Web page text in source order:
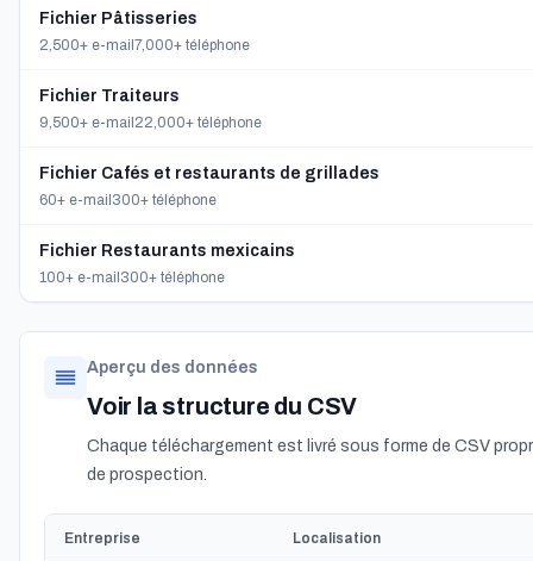
Fichier Pâtisseries
2,500+ e-mail 7,000+ téléphone
Fichier Traiteurs
9,500+ e-mail 22,000+ téléphone
Fichier Cafés et restaurants de grillades
60+ e-mail 300+ téléphone
Fichier Restaurants mexicains
100+ e-mail 300+ téléphone
Aperçu des données
Voir la structure du CSV
Chaque téléchargement est livré sous forme de CSV
de prospection.
Entreprise Localisation